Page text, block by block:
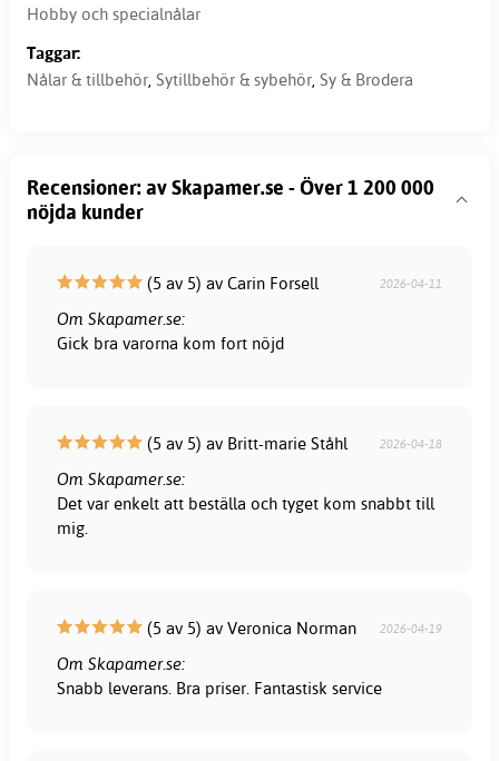
Hobby och specialnålar
Taggar:
Nålar & tillbehör, Sytillbehör & sybehör, Sy & Brodera
Recensioner: av Skapamer.se - Över 1 200 000
nöjda kunder
(5 av 5) av Carin Forsell 2026-04-11
Om Skapamer.se:
Gick bra varorna kom fort nöjd
(5 av 5) av Britt-marie Ståhl 2026-04-18
Om Skapamer.se:
Det var enkelt att beställa och tyget kom snabbt till
mig.
(5 av 5) av Veronica Norman 2026-04-19
Om Skapamer.se:
Snabb leverans. Bra priser. Fantastisk service